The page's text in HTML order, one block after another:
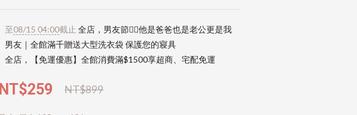
至08/15 04:00截止 全店，男友節👱‍♂️他是爸爸也是老公更是我
男友｜全館滿千贈送大型洗衣袋 保護您的寢具
全店，【免運優惠】全館消費滿$1500享超商、宅配免運
NT$899
NT$259